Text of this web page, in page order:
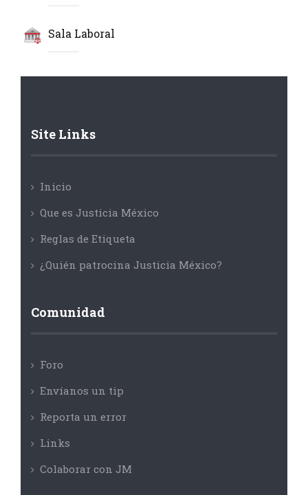
Sala Laboral
Site Links
Inicio
Que es Justicia México
Reglas de Etiqueta
¿Quién patrocina Justicia México?
Comunidad
Foro
Envíanos un tip
Reporta un error
Links
Colaborar con JM